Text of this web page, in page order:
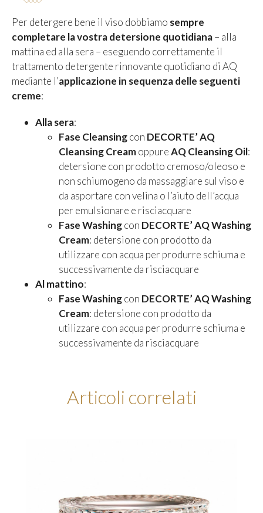
Per detergere bene il viso dobbiamo sempre
completare la vostra detersione quotidiana– alla
mattina ed alla sera – eseguendo correttamente il
trattamento detergente rinnovante quotidiano di AQ
mediante l’applicazione in sequenza delle seguenti
creme:
Alla sera:
Fase Cleansingcon DECORTE’AQ
Cleansing CreamoppureAQ Cleansing Oil:
detersione con prodotto cremoso/oleoso e
non schiumogeno da massaggiare sul viso e
da asportare con velina o l’aiuto dell’acqua
per emulsionare e risciacquare
Fase Washingcon DECORTE’AQ Washing
Cream: detersione con prodotto da
utilizzare con acqua per produrre schiuma e
successivamente da risciacquare
Al mattino:
Fase Washingcon DECORTE’AQ Washing
Cream: detersione con prodotto da
utilizzare con acqua per produrre schiuma e
successivamente da risciacquare
Articoli correlati